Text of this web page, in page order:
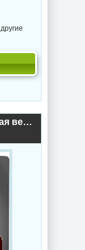
Adobe Illustrator портативная версия 2026 30.7.0.114 + Plugins by 7997